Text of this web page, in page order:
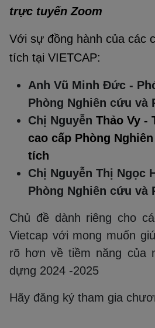
trực tuyến Zoom
Với sự đồng hành của các
tích tại VIETCAP:
Anh Vũ Minh Đức -
Phòng Nghiên cứu và
Chị Nguyễn Thảo Vy -
cao cấp Phòng
tích
Chị Nguyễn Thị Ngọc
Phòng Nghiên cứu và
Chủ đề dành riêng cho
Vietcap với mong muốn
rõ hơn về tiềm năng của
dựng 2024 -2025
Hãy đăng ký tham gia